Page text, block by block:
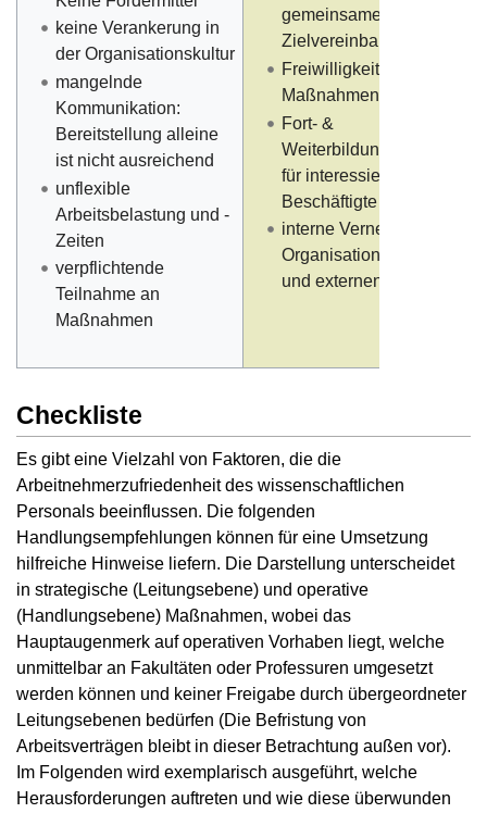
keine Verankerung in
der Organisationskultur
mangelnde
Kommunikation:
Bereitstellung alleine
ist nicht ausreichend
unflexible
Arbeitsbelastung und -
Zeiten
verpflichtende
Teilnahme an
Maßnahmen
gemeinsame
Zielvereinbarungen
Freiwilligkeit der
Maßnahmen
Fort- &
Weiterbildungsangebote
für interessierte
Beschäftigte
interne Vernetzung mit
Organisationseinheiten
und externen Partnern
Checkliste
Es gibt eine Vielzahl von Faktoren, die die
Arbeitnehmerzufriedenheit des wissenschaftlichen
Personals beeinflussen. Die folgenden
Handlungsempfehlungen können für eine Umsetzung
hilfreiche Hinweise liefern. Die Darstellung unterscheidet
in strategische (Leitungsebene) und operative
(Handlungsebene) Maßnahmen, wobei das
Hauptaugenmerk auf operativen Vorhaben liegt, welche
unmittelbar an Fakultäten oder Professuren umgesetzt
werden können und keiner Freigabe durch übergeordneter
Leitungsebenen bedürfen (Die Befristung von
Arbeitsverträgen bleibt in dieser Betrachtung außen vor).
Im Folgenden wird exemplarisch ausgeführt, welche
Herausforderungen auftreten und wie diese überwunden